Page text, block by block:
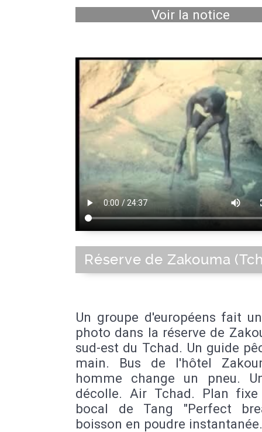
Voir la notice
Réserve de Zakouma
Un groupe d'européens fait
photo dans la réserve de
sud-est du Tchad. Un guide
main. Bus de l'hôtel
homme change un pneu.
décolle. Air Tchad. Plan
bocal de Tang "Perfect
boisson en poudre instantanée.